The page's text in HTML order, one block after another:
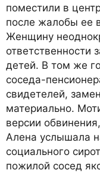
поместили в
после жалобы ее
Женщину
ответственности
детей. В том же
соседа-
свидетелей,
материально.
версии
Алена услышала
социального
пожилой сосед